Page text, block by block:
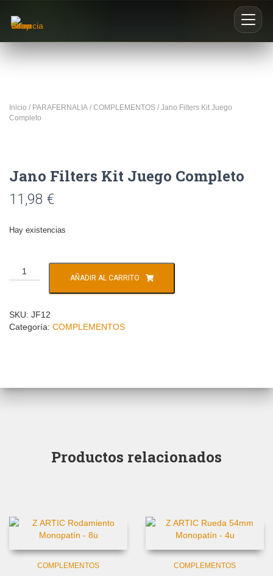
Inicio / PARAFERNALIA / COMPLEMENTOS / Jano Filters Kit Juego
Completo
Jano Filters Kit Juego Completo
11,98 €
Hay existencias
AÑADIR AL CARRITO
SKU: JF12
Categoría: COMPLEMENTOS
Productos relacionados
COMPLEMENTOS COMPLEMENTOS